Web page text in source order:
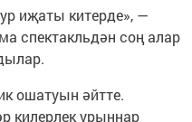
иҗаты китерде», —
спектакльдән соң алар
ошатуын әйтте.
килерлек урыннар